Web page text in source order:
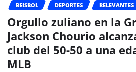
BEISBOL DEPORTES RELEVANTES
Orgullo zuliano en la
Jackson Chourio
club del 50-50 a una
MLB